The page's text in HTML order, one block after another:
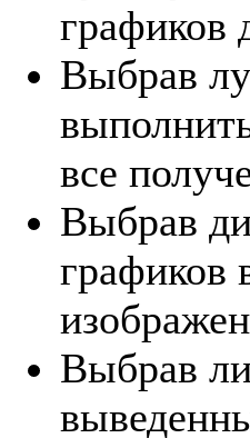
графиков
Выбрав
все
Выбрав
графиков
Выбрав